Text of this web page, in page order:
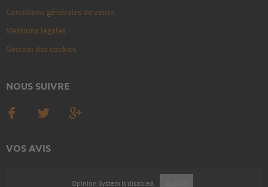
Conditions générales de vente
Mentions légales
Gestion des cookies
NOUS SUIVRE
VOS AVIS
Opinion System is disabled.